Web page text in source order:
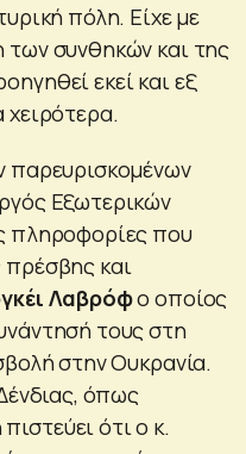
πόλη. Είχε με
των συνθηκών και της
εκεί και εξ
χειρότερα.
παρευρισκομένων
Εξωτερικών
πληροφορίες που
πρέσβης και
Λαβρόφο οποίος
τους στη
στην Ουκρανία.
όπως
ότι ο κ.